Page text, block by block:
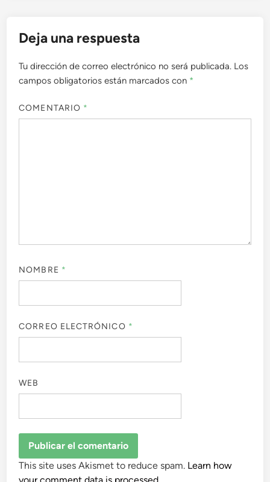
Deja una respuesta
Tu dirección de correo electrónico no será publicada. Los
campos obligatorios están marcados con *
COMENTARIO *
NOMBRE *
CORREO ELECTRÓNICO *
WEB
This site uses Akismet to reduce spam. Learn how
your comment data is processed.